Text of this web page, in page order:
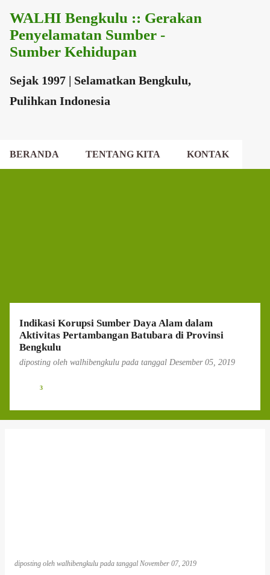
Langsung ke konten utama
WALHI Bengkulu :: Gerakan
Penyelamatan Sumber -
Sumber Kehidupan
Sejak 1997 | Selamatkan Bengkulu,
Pulihkan Indonesia
BERANDA TENTANG KITA KONTAK
Indikasi Korupsi Sumber Daya Alam dalam
Aktivitas Pertambangan Batubara di Provinsi
Bengkulu
diposting oleh walhibengkulu pada tanggal Desember 05, 2019
3
diposting oleh walhibengkulu pada tanggal November 07, 2019